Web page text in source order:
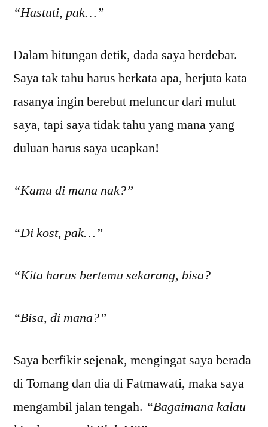
“Hastuti, pak…”
Dalam hitungan detik, dada saya berdebar.
Saya tak tahu harus berkata apa, berjuta kata
rasanya ingin berebut meluncur dari mulut
saya, tapi saya tidak tahu yang mana yang
duluan harus saya ucapkan!
“Kamu di mana nak?”
“Di kost, pak…”
“Kita harus bertemu sekarang, bisa?
“Bisa, di mana?”
Saya berfikir sejenak, mengingat saya berada
di Tomang dan dia di Fatmawati, maka saya
mengambil jalan tengah. “Bagaimana kalau